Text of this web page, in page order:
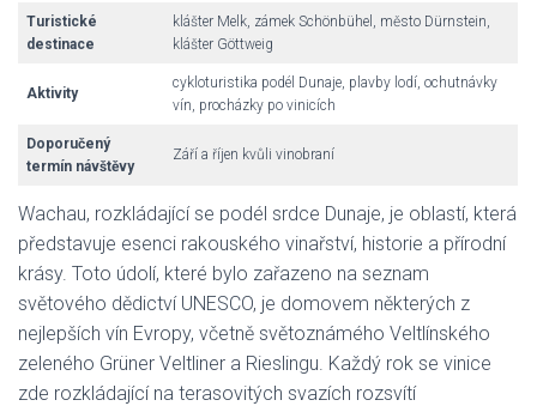
Turistické
destinace
klášter Melk, zámek Schönbühel, město Dürnstein,
klášter Göttweig
Aktivity
cykloturistika podél Dunaje, plavby lodí, ochutnávky
vín, procházky po vinicích
Doporučený
termín návštěvy
Září a říjen kvůli vinobraní
Wachau, rozkládající se podél srdce Dunaje, je oblastí, která
představuje esenci rakouského vinařství, historie a přírodní
krásy. Toto údolí, které bylo zařazeno na seznam
světového dědictví UNESCO, je domovem některých z
nejlepších vín Evropy, včetně světoznámého Veltlínského
zeleného Grüner Veltliner a Rieslingu. Každý rok se vinice
zde rozkládající na terasovitých svazích rozsvítí